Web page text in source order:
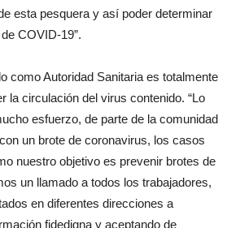
esta pesquera y así poder determinar
COVID-19”.
como Autoridad Sanitaria es totalmente
la circulación del virus contenido. “Lo
esfuerzo, de parte de la comunidad
un brote de coronavirus, los casos
nuestro objetivo es prevenir brotes de
un llamado a todos los trabajadores,
en diferentes direcciones a
fidedigna y aceptando de